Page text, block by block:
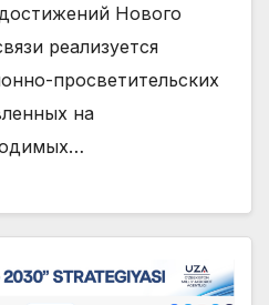
Нового
реализуется
просветительских
на